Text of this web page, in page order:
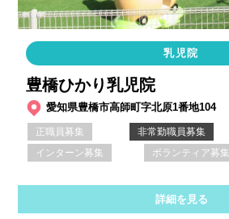
乳児院
豊橋ひかり乳児院
愛知県豊橋市高師町字北原1番地104
正職員募集 非常勤職員募集
インターン募集
ボランティア募集
詳細を見る